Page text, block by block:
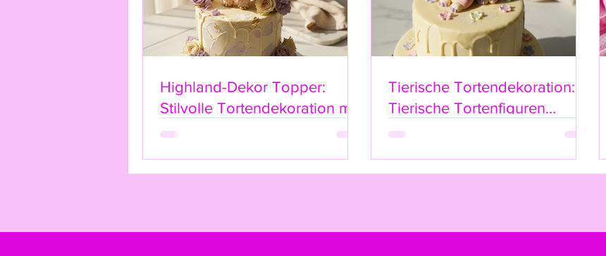
Highland-Dekor Topper:
Stilvolle Tortendekoration mit
dem Highland-Kuh-Cake-
Tierische Tortendekoration:
Tierische Tortenfiguren
Online-Shop Highlights